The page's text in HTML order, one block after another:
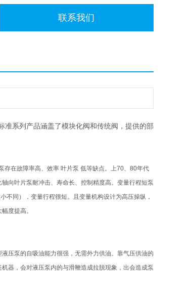
联系我们
系列产品涵盖了模块化阀和传统阀，提供的部
存在故障率高、效率 叶片泵 低等缺点。上70、80年代
轴向叶片泵耐冲击、寿命长、控制精度高。变量行程短泵
不同），变量行程很短。且变量机构设计为高压操纵，
度提高。
压泵的自吸油能力很强，无需外力供油。靠气压供油的
器，会对液压泵内的与滑鞭造成拉脱现象，出会造成泵